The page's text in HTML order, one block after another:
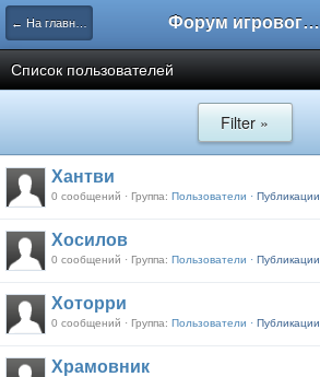
← На главную Форум игрового проекта Riverrise
Список пользователей
Filter »
Хантви
0 сообщений · Группа: Пользователи · Публикации
Хосилов
0 сообщений · Группа: Пользователи · Публикации
Хоторри
0 сообщений · Группа: Пользователи · Публикации
Храмовник